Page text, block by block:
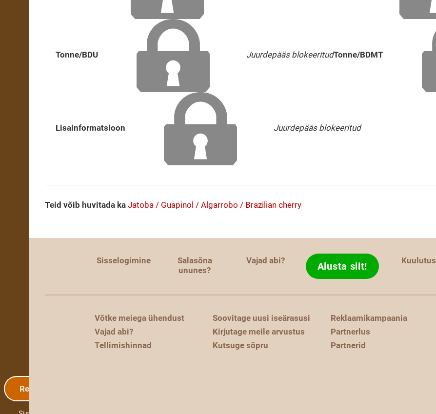
Registreerimine
Tonne/BDU Juurdepääs blokeeritudTonne/BDMT
Lisainformatsioon Juurdepääs blokeeritud
Teid võib huvitada ka Jatoba / Guapinol / Algarrobo / Brazilian cherry
Sisselogimine
Salasõna
ununes?
Vajad abi? Alusta siit! Kuulutus
Võtke meiega ühendust
Vajad abi?
Tellimishinnad
Soovitage uusi iseärasusi
Kirjutage meile arvustus
Kutsuge sõpru
Reklaamikampaania
Partnerlus
Partnerid